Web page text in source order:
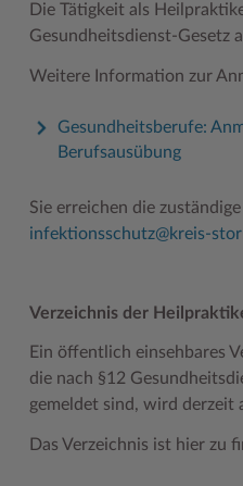
Die Tätigkeit als
Gesundheitsdienst-Gesetz
Weitere Information zur
Gesundheitsberufe:
Berufsausübung
Sie erreichen die
infektionsschutz@kreis-
Verzeichnis der
Ein öffentlich einsehbares
die nach §12
gemeldet sind, wird derzeit
Das Verzeichnis ist hier zu